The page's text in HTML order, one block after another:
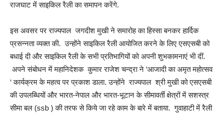
राजघाट में साइकिल रैली का समापन करेंगे.
इस अवसर पर राज्यपाल जगदीश मुखी ने समारोह का हिस्सा बनकर हार्दिक
प्रसन्नता व्यक्त की. उन्होंने साइकिल रैली आयोजित करने के लिए एसएसबी को
बधाई दी और साइकिल रैली के सभी प्रतिभागियों को अपनी शुभकामनाएं भी दीं.
अपने संबोधन में महानिदेशक कुमार राजेश चन्द्रा ने ‘आजादी का अमृत महोत्सव
‘ कार्यक्रम के महत्व पर प्रकाश डाला. उन्होंने राज्यपाल श्री मुखी को एसएसबी
की उपलब्धियों और भारत-नेपाल और भारत-भूटान के सीमावर्ती क्षेत्रों में सशस्त्र
सीमा बल (ssb ) की तरफ से किये जा रहे काम के बारे में बताया. गुवाहाटी में रैली